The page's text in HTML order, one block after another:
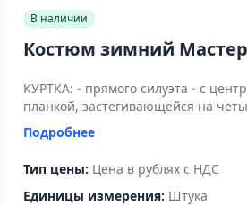
В наличии
Костюм зимний
КУРТКА: - прямого силуэта - с
планкой, застегивающейся на
Подробнее
Тип цены: Цена в рублях с НДС
Единицы измерения: Штука